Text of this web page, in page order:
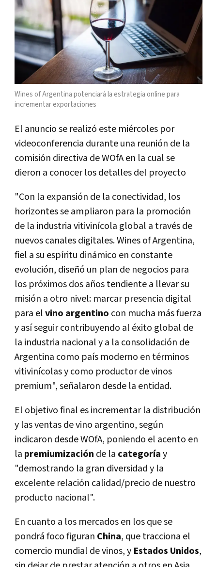
Wines of Argentina potenciará la estrategia online para
incrementar exportaciones
El anuncio se realizó este miércoles por
videoconferencia durante una reunión de la
comisión directiva de WOfA en la cual se
dieron a conocer los detalles del proyecto
"Con la expansión de la conectividad, los
horizontes se ampliaron para la promoción
de la industria vitivinícola global a través de
nuevos canales digitales. Wines of Argentina,
fiel a su espíritu dinámico en constante
evolución, diseñó un plan de negocios para
los próximos dos años tendiente a llevar su
misión a otro nivel: marcar presencia digital
para elvino argentino con mucha más fuerza
y así seguir contribuyendo al éxito global de
la industria nacional y a la consolidación de
Argentina como país moderno en términos
vitivinícolas y como productor de vinos
premium", señalaron desde la entidad.
El objetivo final es incrementar la distribución
y las ventas de vino argentino, según
indicaron desde WOfA, poniendo el acento en
la premiumización de la categoríay
"demostrando la gran diversidad y la
excelente relación calidad/precio de nuestro
producto nacional".
En cuanto a los mercados en los que se
pondrá foco figuran China, que tracciona el
comercio mundial de vinos, y Estados Unidos,